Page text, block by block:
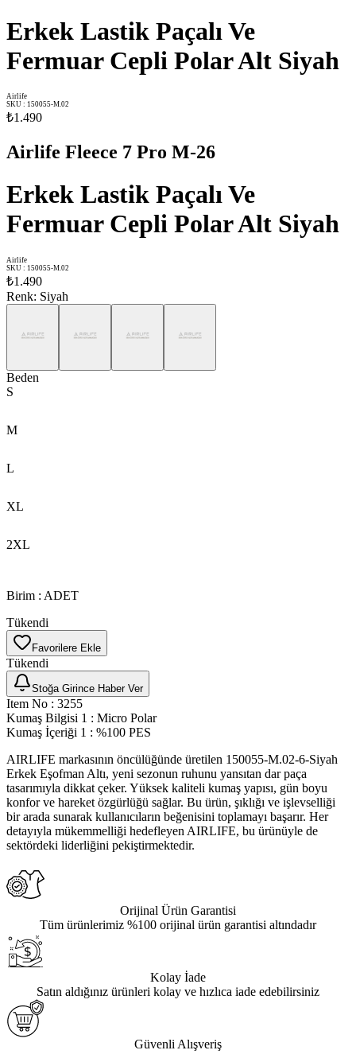
Erkek Lastik Paçalı Ve
Fermuar Cepli Polar Alt Siyah
Airlife
SKU : 150055-M.02
₺1.490
Airlife Fleece 7 Pro M-26
Erkek Lastik Paçalı Ve
Fermuar Cepli Polar Alt Siyah
Airlife
SKU : 150055-M.02
₺1.490
Renk: Siyah
Beden
S
M
L
XL
2XL
Birim : ADET
Tükendi
Favorilere Ekle
Tükendi
Stoğa Girince Haber Ver
Item No : 3255
Kumaş Bilgisi 1 : Micro Polar
Kumaş İçeriği 1 : %100 PES
AIRLIFE markasının öncülüğünde üretilen 150055-M.02-6-Siyah
Erkek Eşofman Altı, yeni sezonun ruhunu yansıtan dar paça
tasarımıyla dikkat çeker. Yüksek kaliteli kumaş yapısı, gün boyu
konfor ve hareket özgürlüğü sağlar. Bu ürün, şıklığı ve işlevselliği
bir arada sunarak kullanıcıların beğenisini toplamayı başarır. Her
detayıyla mükemmelliği hedefleyen AIRLIFE, bu ürünüyle de
sektördeki liderliğini pekiştirmektedir.
Orijinal Ürün Garantisi
Tüm ürünlerimiz %100 orijinal ürün garantisi altındadır
Kolay İade
Satın aldığınız ürünleri kolay ve hızlıca iade edebilirsiniz
Güvenli Alışveriş